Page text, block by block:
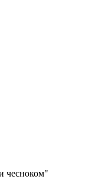
чесноком"